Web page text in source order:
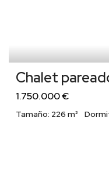
Chalet
1.750.000 €
Tamaño: 226 m²